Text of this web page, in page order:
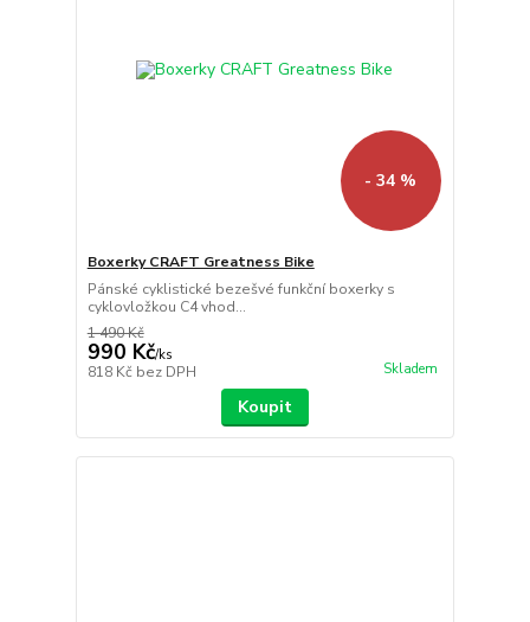
- 34 %
Boxerky CRAFT Greatness Bike
Pánské cyklistické bezešvé funkční boxerky s
cyklovložkou C4 vhod...
1 490 Kč
990 Kč/ks
818 Kč bez DPH Skladem
Koupit